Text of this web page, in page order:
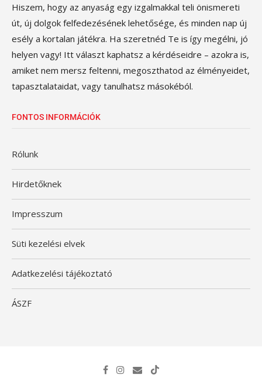
Hiszem, hogy az anyaság egy izgalmakkal teli önismereti
út, új dolgok felfedezésének lehetősége, és minden nap új
esély a kortalan játékra. Ha szeretnéd Te is így megélni, jó
helyen vagy! Itt választ kaphatsz a kérdéseidre – azokra is,
amiket nem mersz feltenni, megoszthatod az élményeidet,
tapasztalataidat, vagy tanulhatsz másokéból.
FONTOS INFORMÁCIÓK
Rólunk
Hirdetőknek
Impresszum
Süti kezelési elvek
Adatkezelési tájékoztató
ÁSZF